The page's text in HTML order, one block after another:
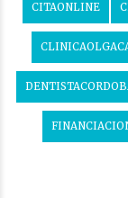
CITAONLINE